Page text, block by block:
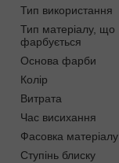
Тип використання
Тип матеріалу, що
фарбується
Основа фарби
Колір
Витрата
Час висихання
Фасовка матеріалу
Ступінь блиску